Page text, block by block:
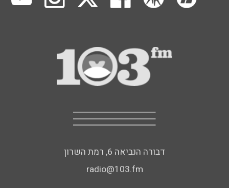
דבורה הנביאה 6, רמת השרון
radio@103.fm